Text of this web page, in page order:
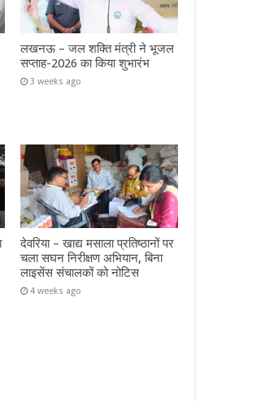
लखनऊ – जल शक्ति मंत्री ने भूजल
सप्ताह-2026 का किया शुभारंभ
3 weeks ago
देवरिया – खाद्य मसाला प्रतिष्ठानों पर
चला सघन निरीक्षण अभियान, बिना
लाइसेंस संचालकों को नोटिस
4 weeks ago